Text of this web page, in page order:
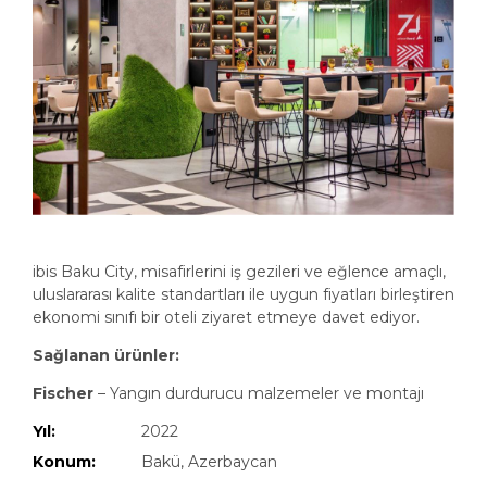
ibis Baku City, misafirlerini iş gezileri ve eğlence amaçlı,
uluslararası kalite standartları ile uygun fiyatları birleştiren
ekonomi sınıfı bir oteli ziyaret etmeye davet ediyor.
Sağlanan ürünler:
Fischer – Yangın durdurucu malzemeler ve montajı
Yıl:
2022
Konum:
Bakü, Azerbaycan